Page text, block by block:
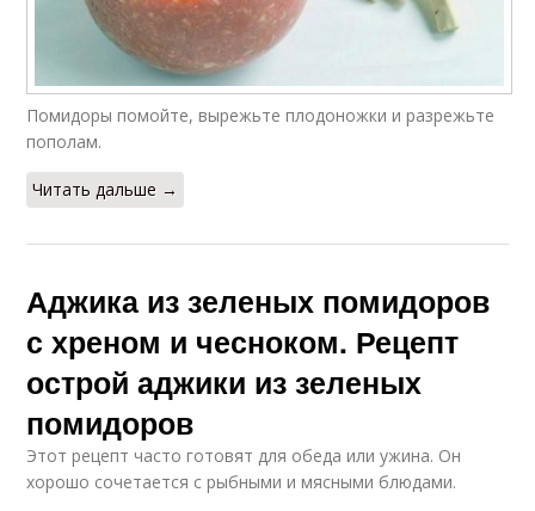
Помидоры помойте, вырежьте плодоножки и разрежьте
пополам.
Читать дальше →
Аджика из зеленых помидоров
с хреном и чесноком. Рецепт
острой аджики из зеленых
помидоров
Этот рецепт часто готовят для обеда или ужина. Он
хорошо сочетается с рыбными и мясными блюдами.